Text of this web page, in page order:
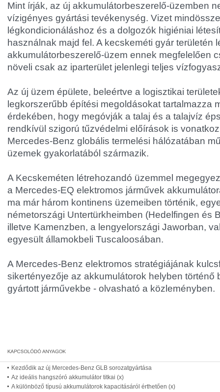
Mint írják, az új akkumulátorbeszerelő-üzemben
vízigényes gyártási tevékenység. Vizet
légkondicionáláshoz és a dolgozók higiéniai
használnak majd fel. A kecskeméti gyár területén
akkumulátorbeszerelő-üzem ennek megfelelően
növeli csak az iparterület jelenlegi teljes
Az új üzem épülete, beleértve a logisztikai
legkorszerűbb építési megoldásokat tartalmazza
érdekében, hogy megóvják a talaj és a talajvíz
rendkívül szigorú tűzvédelmi előírások is
Mercedes-Benz globális termelési hálózatában
üzemek gyakorlatából származik.
A Kecskeméten létrehozandó üzemmel
a Mercedes-EQ elektromos járművek
ma már három kontinens üzemeiben történik,
németországi Untertürkheimben (Hedelfingen és
illetve Kamenzben, a lengyelországi Jaworban,
egyesült államokbeli Tuscaloosában.
A Mercedes-Benz elektromos stratégiájának
sikertényezője az akkumulátorok helyben történő
gyártott járművekbe - olvasható a közleményben.
Kezdődik az új Mercedes-Benz GLB sorozatgyártása
Az ideális hangszóró akkumulátor titkai (x)
A különböző típusú akkumulátorok kapacitásáról érthetően (x)